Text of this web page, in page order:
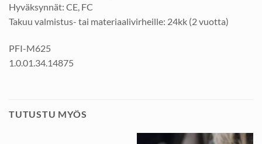
Hyväksynnät: CE, FC
Takuu valmistus- tai materiaalivirheille: 24kk (2 vuotta)
PFI-M625
1.0.01.34.14875
TUTUSTU MYÖS